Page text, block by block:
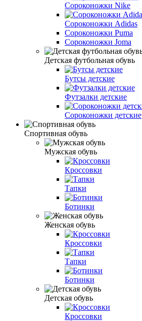
Сороконожки Nike
Сороконожки Adidas
Сороконожки Puma
Сороконожки Joma
Детская футбольная обувь
Бутсы детские
Футзалки детские
Сороконожки детские
Спортивная обувь
Мужская обувь
Кроссовки
Тапки
Ботинки
Женская обувь
Кроссовки
Тапки
Ботинки
Детская обувь
Кроссовки